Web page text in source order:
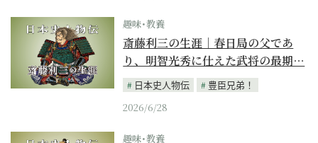
趣味･教養
斎藤利三の生涯｜春日局の父であ
り、明智光秀に仕えた武将の最期…
日本史人物伝
豊臣兄弟！
2026/6/28
趣味･教養